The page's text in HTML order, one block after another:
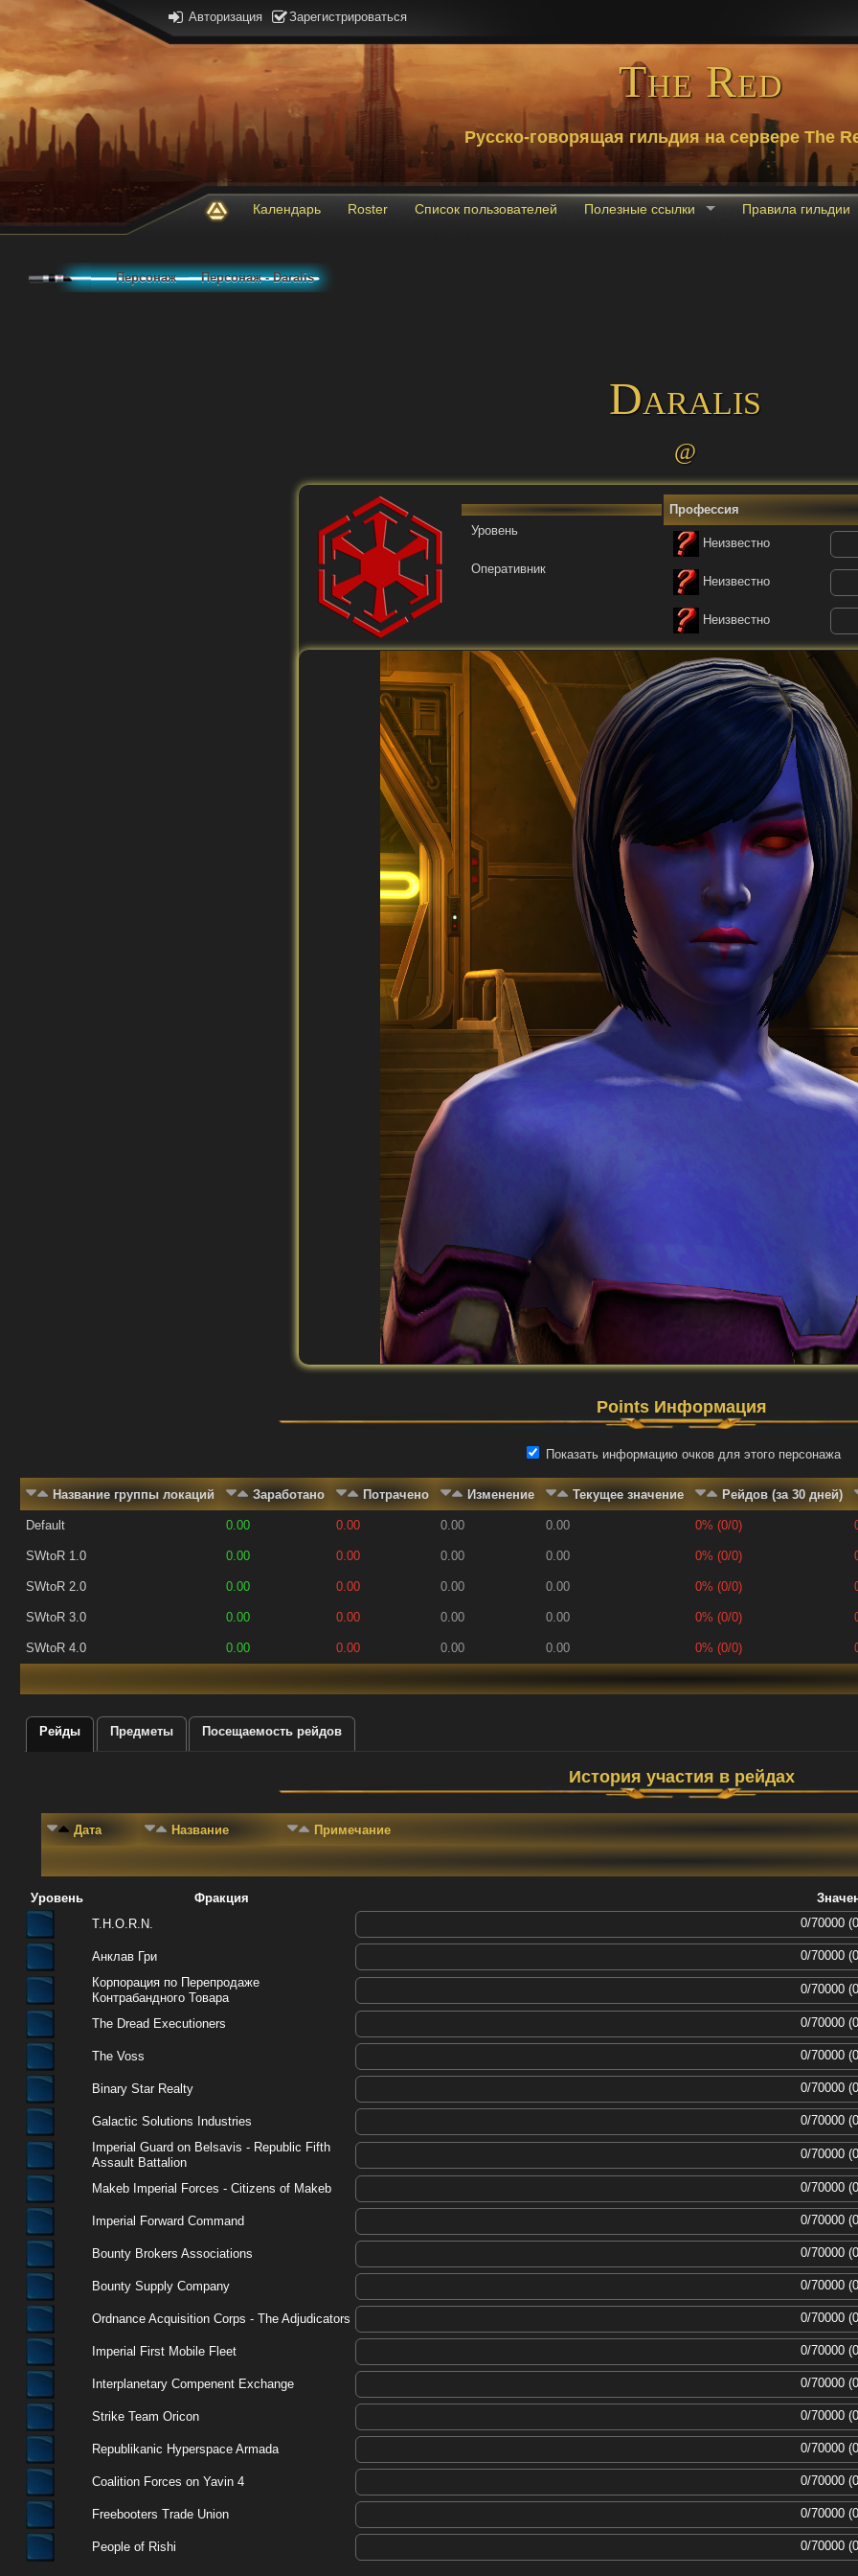
Авторизация Зарегистрироваться
The Red
Русско-говорящая гильдия на сервере The
Календарь Roster Список пользователей Полезные ссылки Правила гильдии
Персонаж Персонаж - Daralis
Daralis
@
Уровень
Оперативник
Профессия
Неизвестно
Неизвестно
Неизвестно
Points Информация
Показать информацию очков для этого персонажа
Название группы локаций Заработано Потрачено Изменение Текущее значение Рейдов (за 30 дней)
Default 0.00 0.00 0.00 0.00 0% (0/0)
SWtoR 1.0 0.00 0.00 0.00 0.00 0% (0/0)
SWtoR 2.0 0.00 0.00 0.00 0.00 0% (0/0)
SWtoR 3.0 0.00 0.00 0.00 0.00 0% (0/0)
SWtoR 4.0 0.00 0.00 0.00 0.00 0% (0/0)
Рейды Предметы Посещаемость рейдов
История участия в рейдах
Дата Название Примечание
Уровень Фракция
T.H.O.R.N.
0/70000
Анклав Гри
0/70000
Корпорация по Перепродаже
Контрабандного Товара
0/70000
The Dread Executioners 0/70000
The Voss 0/70000
Binary Star Realty 0/70000
Galactic Solutions Industries
0/70000
Imperial Guard on Belsavis - Republic Fifth
Assault Battalion
0/70000
Makeb Imperial Forces - Citizens of Makeb 0/70000
Imperial Forward Command 0/70000
Bounty Brokers Associations 0/70000
Bounty Supply Company 0/70000
Ordnance Acquisition Corps - The Adjudicators 0/70000
Imperial First Mobile Fleet 0/70000
Interplanetary Compenent Exchange 0/70000
Strike Team Oricon 0/70000
Republikanic Hyperspace Armada 0/70000
Coalition Forces on Yavin 4 0/70000
Freebooters Trade Union 0/70000
People of Rishi 0/70000